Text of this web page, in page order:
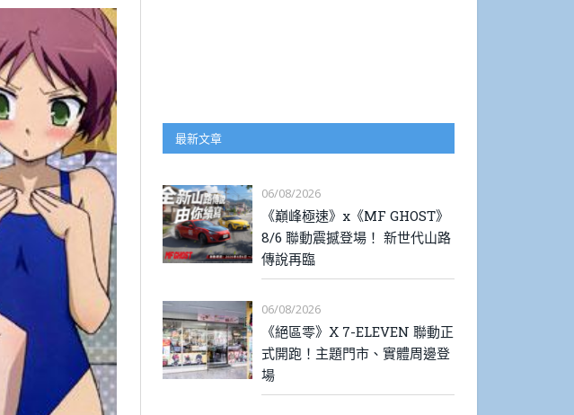
最新文章
06/08/2026
《巔峰極速》x《MF GHOST》
8/6 聯動震撼登場！ 新世代山路
傳說再臨
06/08/2026
《絕區零》X 7-ELEVEN 聯動正
式開跑！主題門市、實體周邊登
場